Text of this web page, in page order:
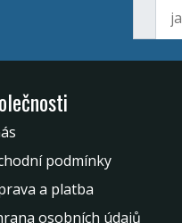
podmínky
a platba
osobních údajů